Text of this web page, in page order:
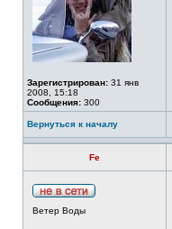
Зарегистрирован: 31 янв
2008, 15:18
Сообщения: 300
Вернуться к началу
Fe
Ветер Воды